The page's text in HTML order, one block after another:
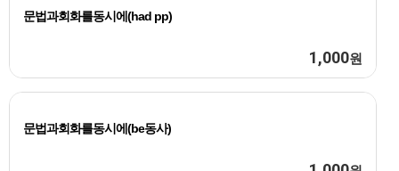
문법과회화를동시에(had pp)
1,000원
문법과회화를동시에(be동사)